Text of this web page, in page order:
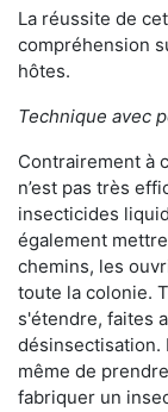
La réussite de
compréhension
hôtes.
Technique avec
Contrairement à
n’est pas très
insecticides
également
chemins, les
toute la colonie.
s'étendre, faites
désinsectisation.
même de
fabriquer un